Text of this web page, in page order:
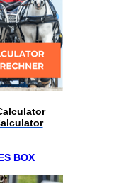
BOX